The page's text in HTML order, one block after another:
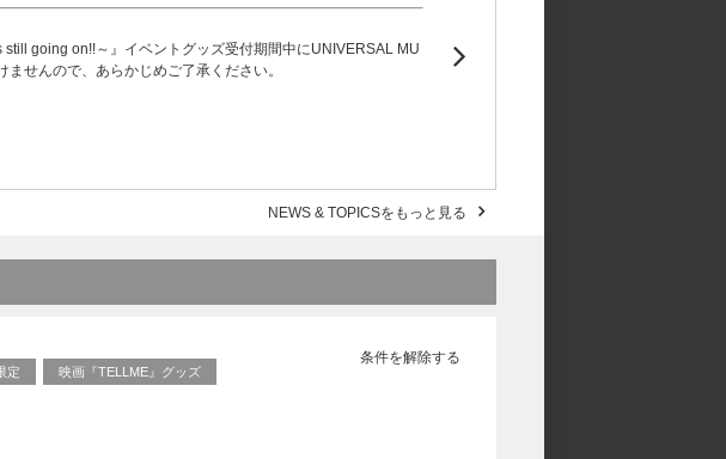
going on!!～』イベントグッズ受付期間中にUNIVERSAL MU
せんので、あらかじめご了承ください。
NEWS & TOPICSをもっと見る
条件を解除する
定 映画『TELLME』グッズ